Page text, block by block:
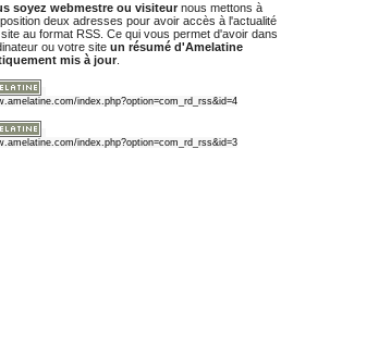
soyez webmestre ou visiteur nous mettons à
deux adresses pour avoir accès à l'actualité
au format RSS. Ce qui vous permet d'avoir dans
ou votre site un résumé d'Amelatine
mis à jour
index.php?option=com_rd_rss&id=4
index.php?option=com_rd_rss&id=3